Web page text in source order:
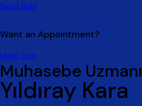
Send Brief
Want an Appointment?
Make One
Muhasebe Uzmanı
Yıldıray Kara